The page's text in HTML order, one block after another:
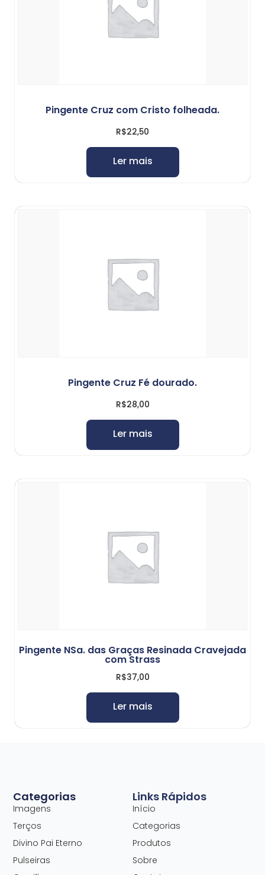
Pingente Cruz com Cristo folheada.
R$22,50
Ler mais
Pingente Cruz Fé dourado.
R$28,00
Ler mais
Pingente NSa. das Graças Resinada Cravejada
com Strass
R$37,00
Ler mais
Links Rápidos
Início
Categorias
Produtos
Sobre
Categorias
Imagens
Terços
Divino Pai Eterno
Pulseiras